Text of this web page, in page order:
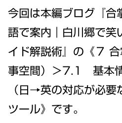
今回は本編ブログ『合
語で案内｜白川郷で笑
イド解説術』の《７
事空間）＞7.1 基本
（日→英の対応が必要
ツール》です。